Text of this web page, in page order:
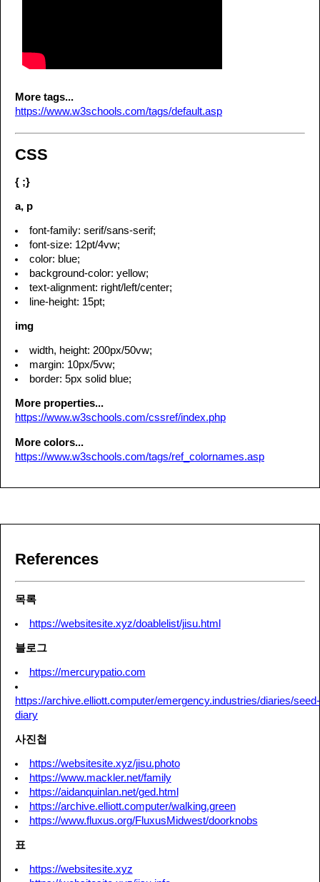
More tags...
https://www.w3schools.com/tags/default.asp
CSS
{ ;}
a, p
font-family: serif/sans-serif;
font-size: 12pt/4vw;
color: blue;
background-color: yellow;
text-alignment: right/left/center;
line-height: 15pt;
img
width, height: 200px/50vw;
margin: 10px/5vw;
border: 5px solid blue;
More properties...
https://www.w3schools.com/cssref/index.php
More colors...
https://www.w3schools.com/tags/ref_colornames.asp
References
목록
https://websitesite.xyz/doablelist/jisu.html
블로그
https://mercurypatio.com
https://archive.elliott.computer/emergency.industries/diaries/seed-
diary
사진첩
https://websitesite.xyz/jisu.photo
https://www.mackler.net/family
https://aidanquinlan.net/ged.html
https://archive.elliott.computer/walking.green
https://www.fluxus.org/FluxusMidwest/doorknobs
표
https://websitesite.xyz